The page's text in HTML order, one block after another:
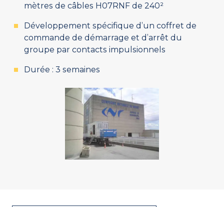
mètres de câbles H07RNF de 240²
Développement spécifique d’un coffret de
commande de démarrage et d’arrêt du
groupe par contacts impulsionnels
Durée : 3 semaines